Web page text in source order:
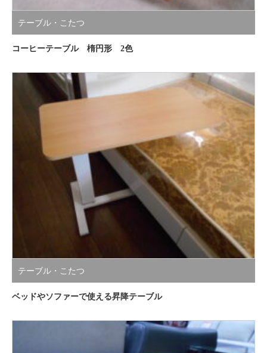
テーブル・こたつ
コーヒーテーブル 楕円形 2色
テーブル・こたつ
ベッドやソファーで使える昇降テーブル